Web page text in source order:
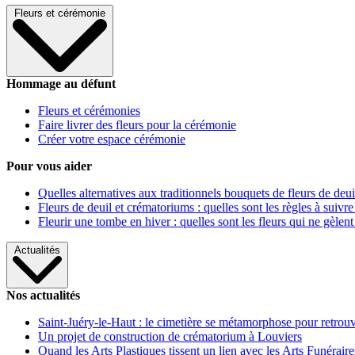
Fleurs et cérémonie
Hommage au défunt
Fleurs et cérémonies
Faire livrer des fleurs pour la cérémonie
Créer votre espace cérémonie
Pour vous aider
Quelles alternatives aux traditionnels bouquets de fleurs de
Fleurs de deuil et crématoriums : quelles sont les règles à
Fleurir une tombe en hiver : quelles sont les fleurs qui ne gèlent
Actualités
Nos actualités
Saint-Juéry-le-Haut : le cimetière se métamorphose pour
Un projet de construction de crématorium à Louviers
Quand les Arts Plastiques tissent un lien avec les Arts